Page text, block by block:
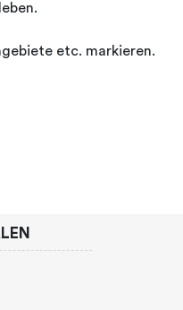
etc. markieren.